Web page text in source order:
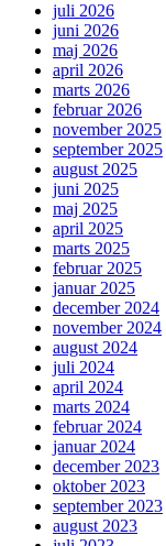
juli 2026
juni 2026
maj 2026
april 2026
marts 2026
februar 2026
november 2025
september 2025
august 2025
juni 2025
maj 2025
april 2025
marts 2025
februar 2025
januar 2025
december 2024
november 2024
august 2024
juli 2024
april 2024
marts 2024
februar 2024
januar 2024
december 2023
oktober 2023
september 2023
august 2023